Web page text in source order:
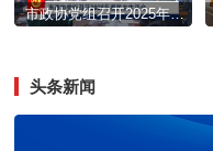
市政协党组召开2025年度民主生活会
头条新闻